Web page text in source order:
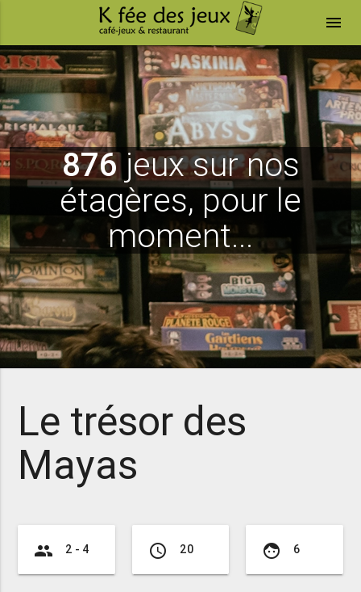
menu
876jeux sur nos
étagères, pour le
moment...
Le trésor des
Mayas
group 2 - 4 access_time 20 face 6